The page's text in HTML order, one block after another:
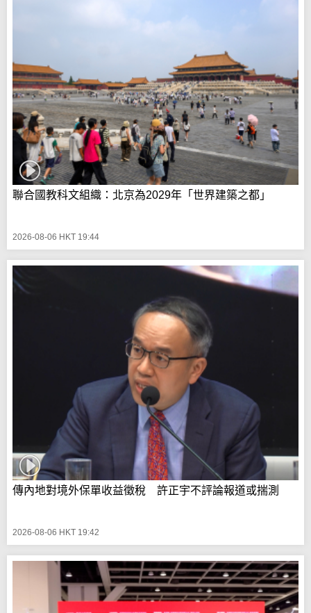
聯合國教科文組織：北京為2029年「世界建築之都」
2026-08-06 HKT 19:44
傳內地對境外保單收益徵稅 許正宇不評論報道或揣測
2026-08-06 HKT 19:42